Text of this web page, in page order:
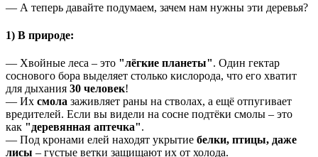
— А теперь давайте подумаем, зачем нам нужны эти деревья?
1) В природе:
— Хвойные леса – это "лёгкие планеты". Один гектар
соснового бора выделяет столько кислорода, что его хватит
для дыхания 30 человек!
— Их смола заживляет раны на стволах, а ещё отпугивает
вредителей. Если вы видели на сосне подтёки смолы – это
как "деревянная аптечка".
— Под кронами елей находят укрытие белки, птицы, даже
лисы – густые ветки защищают их от холода.